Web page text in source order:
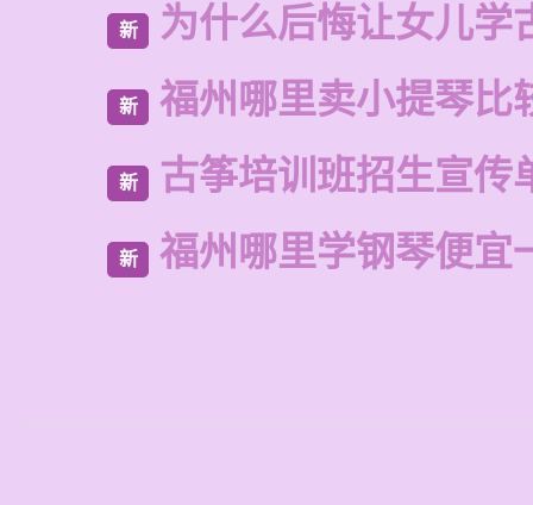
新 为什么后悔让女儿学
新 福州哪里卖小提琴比
新 古筝培训班招生宣传
新 福州哪里学钢琴便宜